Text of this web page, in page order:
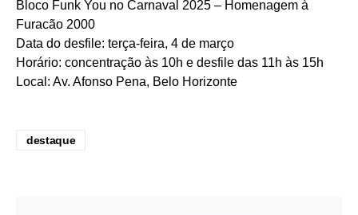
Bloco Funk You no Carnaval 2025 – Homenagem à
Furacão 2000
Data do desfile: terça-feira, 4 de março
Horário: concentração às 10h e desfile das 11h às 15h
Local: Av. Afonso Pena, Belo Horizonte
destaque